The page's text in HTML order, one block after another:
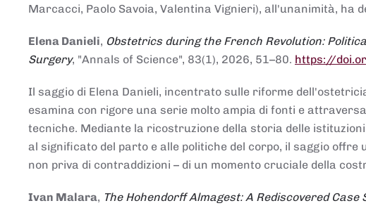
Marcacci, Paolo Savoia, Valentina Vignieri), all'unanimità, ha
Elena Danieli, Obstetrics during the French Revolution:
Surgery, "Annals of Science", 83(1), 2026, 51–80. https://
Il saggio di Elena Danieli, incentrato sulle riforme
esamina con rigore una serie molto ampia di fonti e
tecniche. Mediante la ricostruzione della storia delle
al significato del parto e alle politiche del corpo, il saggio
non priva di contraddizioni – di un momento cruciale della
Ivan Malara, The Hohendorff Almagest: A Rediscovered